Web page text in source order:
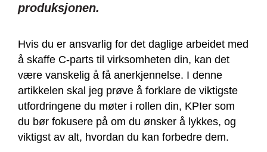
produksjonen.
Hvis du er ansvarlig for det daglige arbeidet med
å skaffe C-parts til virksomheten din, kan det
være vanskelig å få anerkjennelse. I denne
artikkelen skal jeg prøve å forklare de viktigste
utfordringene du møter i rollen din, KPIer som
du bør fokusere på om du ønsker å lykkes, og
viktigst av alt, hvordan du kan forbedre dem.